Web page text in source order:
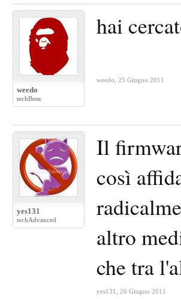
weedo
techBoss
hai
weedo 25 Giugno 2011
yes131
techAdvanced
Il
così
altro
che tra
yes131 26 Giugno 2011